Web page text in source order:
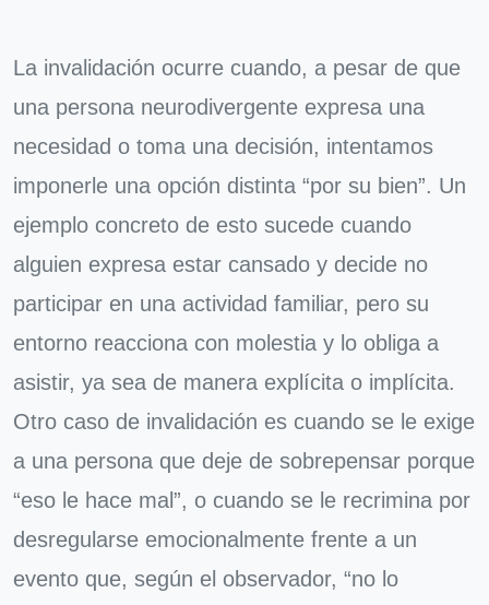
La invalidación ocurre cuando, a pesar de que
una persona neurodivergente expresa una
necesidad o toma una decisión, intentamos
imponerle una opción distinta “por su bien”. Un
ejemplo concreto de esto sucede cuando
alguien expresa estar cansado y decide no
participar en una actividad familiar, pero su
entorno reacciona con molestia y lo obliga a
asistir, ya sea de manera explícita o implícita.
Otro caso de invalidación es cuando se le exige
a una persona que deje de sobrepensar porque
“eso le hace mal”, o cuando se le recrimina por
desregularse emocionalmente frente a un
evento que, según el observador, “no lo